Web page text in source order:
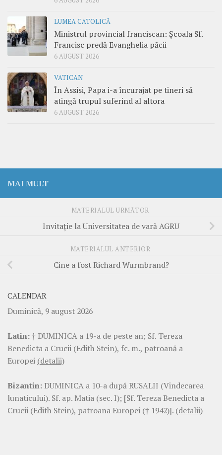
LUMEA CATOLICĂ
Ministrul provincial franciscan: Școala Sf.
Francisc predă Evanghelia păcii
6 AUGUST 2026
VATICAN
În Assisi, Papa i-a încurajat pe tineri să
atingă trupul suferind al altora
6 AUGUST 2026
MAI MULT
MATERIALUL URMĂTOR
Invitaţie la Universitatea de vară AGRU
MATERIALUL ANTERIOR
Cine a fost Richard Wurmbrand?
CALENDAR
Duminică, 9 august 2026
Latin:† DUMINICA a 19-a de peste an; Sf. Tereza
Benedicta a Crucii (Edith Stein), fc. m., patroană a
Europei (detalii)
Bizantin: DUMINICA a 10-a după RUSALII (Vindecarea
lunaticului). Sf. ap. Matia (sec. I); [Sf. Tereza Benedicta a
Crucii (Edith Stein), patroana Europei († 1942)]. (detalii)